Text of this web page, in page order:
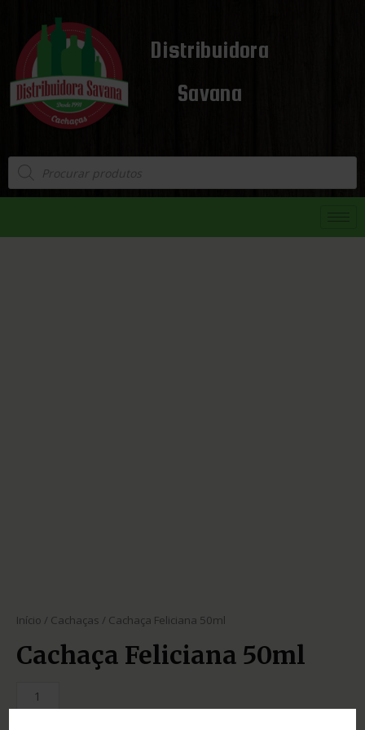
Distribuidora
Savana
Início / Cachaças / Cachaça Feliciana 50ml
Cachaça Feliciana 50ml